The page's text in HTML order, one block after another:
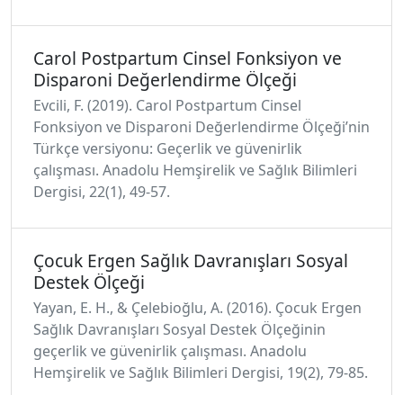
Carol Postpartum Cinsel Fonksiyon ve
Disparoni Değerlendirme Ölçeği
Evcili, F. (2019). Carol Postpartum Cinsel
Fonksiyon ve Disparoni Değerlendirme Ölçeği’nin
Türkçe versiyonu: Geçerlik ve güvenirlik
çalışması. Anadolu Hemşirelik ve Sağlık Bilimleri
Dergisi, 22(1), 49-57.
Çocuk Ergen Sağlık Davranışları Sosyal
Destek Ölçeği
Yayan, E. H., & Çelebioğlu, A. (2016). Çocuk Ergen
Sağlık Davranışları Sosyal Destek Ölçeğinin
geçerlik ve güvenirlik çalışması. Anadolu
Hemşirelik ve Sağlık Bilimleri Dergisi, 19(2), 79-85.